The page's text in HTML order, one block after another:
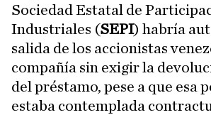
Sociedad Estatal de
Industriales (SEPI) habría
salida de los accionistas
compañía sin exigir la
del préstamo, pese a que esa
estaba contemplada